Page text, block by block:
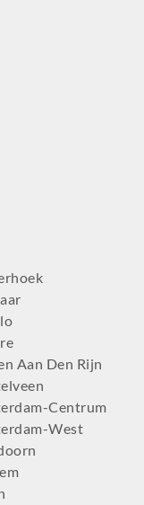
Aan Den Rijn
Centrum
West